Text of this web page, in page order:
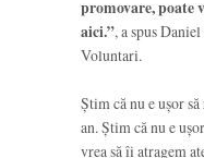
promovare, poate
aici.”, a spus
Voluntari.
Știm că nu e ușor
an. Știm că nu e
vrea să îi atragem